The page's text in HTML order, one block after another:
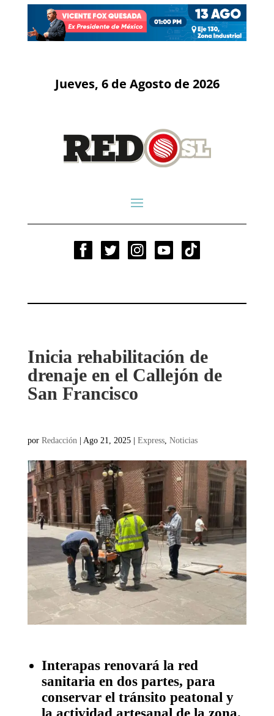
Jueves, 6 de Agosto de 2026
Inicia rehabilitación de
drenaje en el Callejón de
San Francisco
por Redacción | Ago 21, 2025| Express, Noticias
Interapas renovará la red
sanitaria en dos partes, para
conservar el tránsito peatonal y